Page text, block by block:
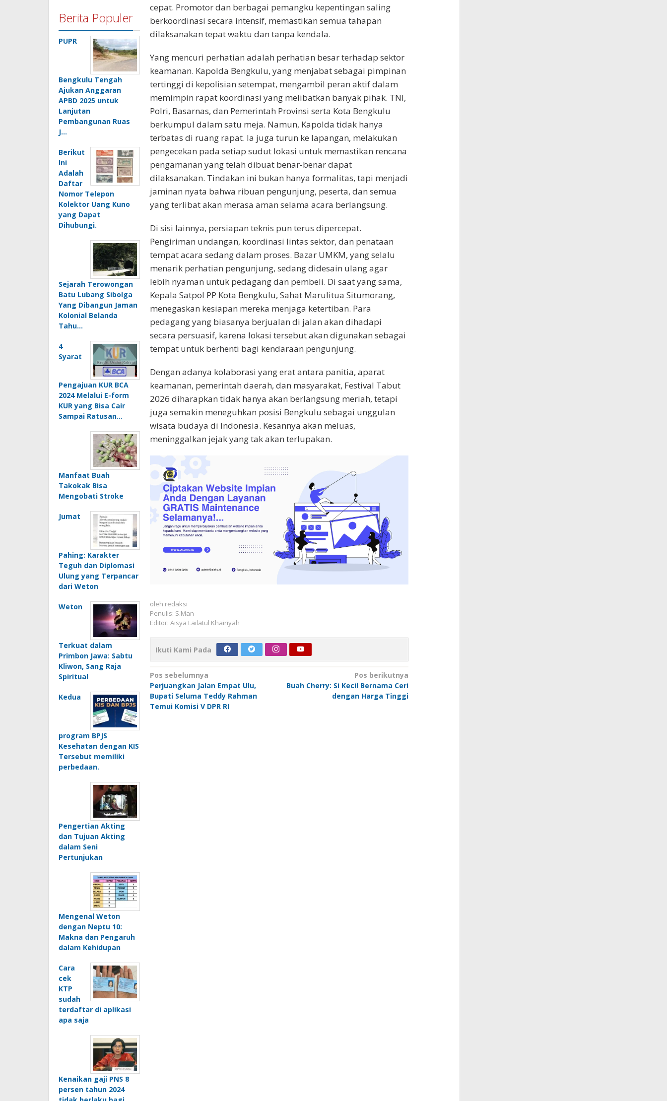
Berita Populer
PUPR
Bengkulu Tengah
Ajukan Anggaran
APBD 2025 untuk
Lanjutan
Pembangunan Ruas
J…
Berikut
Ini
Adalah
Daftar
Nomor Telepon
Kolektor Uang Kuno
yang Dapat
Dihubungi.
Sejarah Terowongan
Batu Lubang Sibolga
Yang Dibangun Jaman
Kolonial Belanda
Tahu…
4
Syarat
Pengajuan KUR BCA
2024 Melalui E-form
KUR yang Bisa Cair
Sampai Ratusan…
Manfaat Buah
Takokak Bisa
Mengobati Stroke
Jumat
Pahing: Karakter
Teguh dan Diplomasi
Ulung yang Terpancar
dari Weton
Weton
Terkuat dalam
Primbon Jawa: Sabtu
Kliwon, Sang Raja
Spiritual
Kedua
program BPJS
Kesehatan dengan KIS
Tersebut memiliki
perbedaan.
Pengertian Akting
dan Tujuan Akting
dalam Seni
Pertunjukan
Mengenal Weton
dengan Neptu 10:
Makna dan Pengaruh
dalam Kehidupan
Cara
cek
KTP
sudah
terdaftar di aplikasi
apa saja
Kenaikan gaji PNS 8
persen tahun 2024
cepat. Promotor dan berbagai pemangku kepentingan saling
berkoordinasi secara intensif, memastikan semua tahapan
dilaksanakan tepat waktu dan tanpa kendala.
Yang mencuri perhatian adalah perhatian besar terhadap sektor
keamanan. Kapolda Bengkulu, yang menjabat sebagai pimpinan
tertinggi di kepolisian setempat, mengambil peran aktif dalam
memimpin rapat koordinasi yang melibatkan banyak pihak. TNI,
Polri, Basarnas, dan Pemerintah Provinsi serta Kota Bengkulu
berkumpul dalam satu meja. Namun, Kapolda tidak hanya
terbatas di ruang rapat. Ia juga turun ke lapangan, melakukan
pengecekan pada setiap sudut lokasi untuk memastikan rencana
pengamanan yang telah dibuat benar-benar dapat
dilaksanakan. Tindakan ini bukan hanya formalitas, tapi menjadi
jaminan nyata bahwa ribuan pengunjung, peserta, dan semua
yang terlibat akan merasa aman selama acara berlangsung.
Di sisi lainnya, persiapan teknis pun terus dipercepat.
Pengiriman undangan, koordinasi lintas sektor, dan penataan
tempat acara sedang dalam proses. Bazar UMKM, yang selalu
menarik perhatian pengunjung, sedang didesain ulang agar
lebih nyaman untuk pedagang dan pembeli. Di saat yang sama,
Kepala Satpol PP Kota Bengkulu, Sahat Marulitua Situmorang,
menegaskan kesiapan mereka menjaga ketertiban. Para
pedagang yang biasanya berjualan di jalan akan dihadapi
secara persuasif, karena lokasi tersebut akan digunakan sebagai
tempat untuk berhenti bagi kendaraan pengunjung.
Dengan adanya kolaborasi yang erat antara panitia, aparat
keamanan, pemerintah daerah, dan masyarakat, Festival Tabut
2026 diharapkan tidak hanya akan berlangsung meriah, tetapi
juga semakin meneguhkan posisi Bengkulu sebagai unggulan
wisata budaya di Indonesia. Kesannya akan meluas,
meninggalkan jejak yang tak akan terlupakan.
oleh redaksi
Penulis: S.Man
Editor: Aisya Lailatul Khairiyah
Ikuti Kami Pada
Navigasi
pos
Pos sebelumnya
Perjuangkan Jalan Empat Ulu,
Bupati Seluma Teddy Rahman
Temui Komisi V DPR RI
Pos berikutnya
Buah Cherry: Si Kecil Bernama Ceri
dengan Harga Tinggi